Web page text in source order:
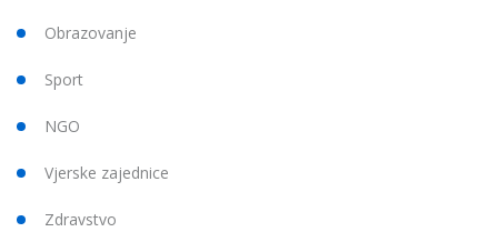
Obrazovanje
Sport
NGO
Vjerske zajednice
Zdravstvo